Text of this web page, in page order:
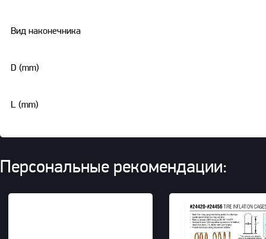
Вид наконечника
D (mm)
L (mm)
Персональные рекомендации: